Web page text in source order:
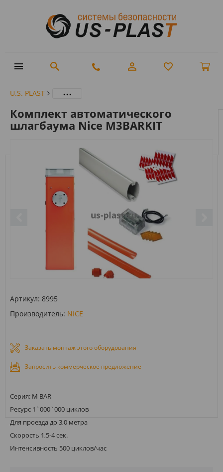
U.S. PLAST ...
Комплект автоматического
шлагбаума Nice M3BARKIT
Артикул: 8995
Производитель: NICE
Заказать монтаж этого оборудования
Запросить коммерческое предложение
Серия: M BAR
Ресурс 1`000`000 циклов
Для проезда до 3,0 метра
Скорость 1,5-4 сек.
Интенсивность 500 циклов/час